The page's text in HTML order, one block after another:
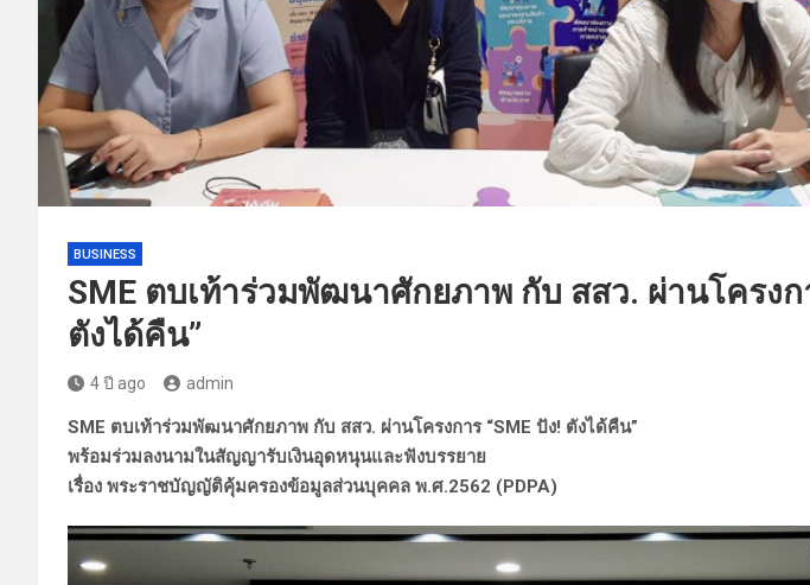
BUSINESS
SME ตบเท้าร่วมพัฒนาศักยภาพ กับ สสว. ผ่านโครงก
ตังได้คืน”
4 ปี ago admin
SME ตบเท้าร่วมพัฒนาศักยภาพ กับ สสว. ผ่านโครงการ “SME ปัง! ตังได้คืน”
พร้อมร่วมลงนามในสัญญารับเงินอุดหนุนและฟังบรรยาย
เรื่อง พระราชบัญญัติคุ้มครองข้อมูลส่วนบุคคล พ.ศ.2562 (PDPA)